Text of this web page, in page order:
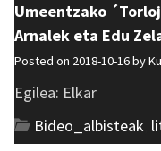
Umeentzako
Arnalek eta Edu
Posted on 2018-10-16 by
Egilea: Elkar
Bideo_albisteak